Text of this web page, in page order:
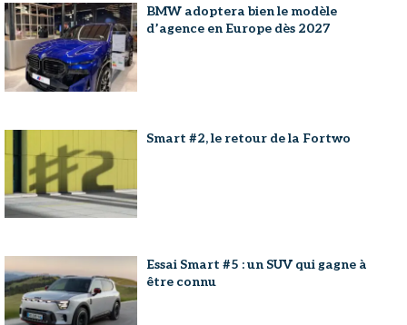
BMW adoptera bien le modèle
d’agence en Europe dès 2027
Smart #2, le retour de la Fortwo
Essai Smart #5 : un SUV qui gagne à
être connu